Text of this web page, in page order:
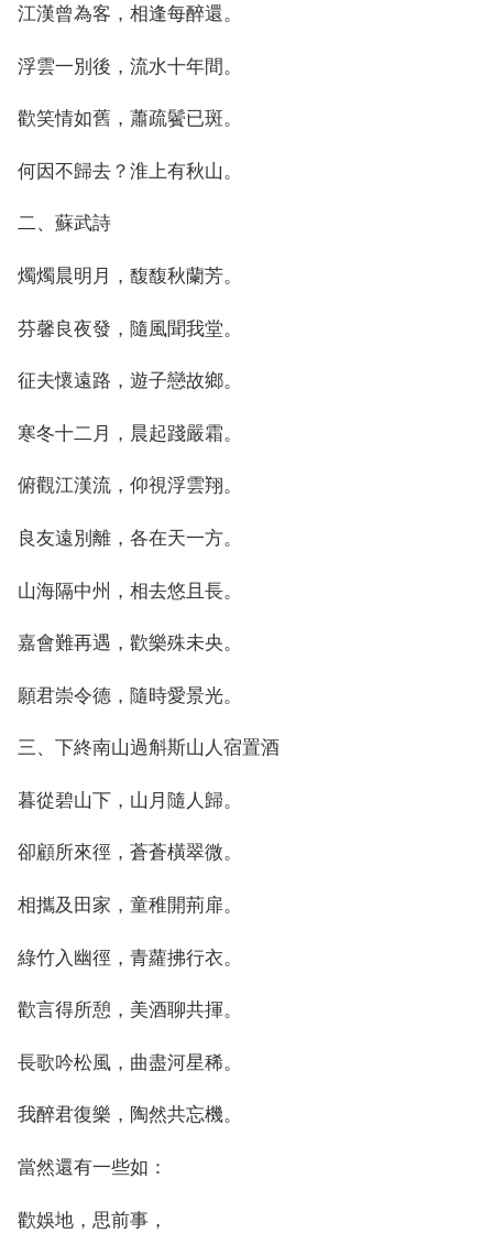
江漢曾為客，相逢每醉還。
浮雲一別後，流水十年間。
歡笑情如舊，蕭疏鬢已斑。
何因不歸去？淮上有秋山。
二、蘇武詩
燭燭晨明月，馥馥秋蘭芳。
芬馨良夜發，隨風聞我堂。
征夫懷遠路，遊子戀故鄉。
寒冬十二月，晨起踐嚴霜。
俯觀江漢流，仰視浮雲翔。
良友遠別離，各在天一方。
山海隔中州，相去悠且長。
嘉會難再遇，歡樂殊未央。
願君崇令德，隨時愛景光。
三、下終南山過斛斯山人宿置酒
暮從碧山下，山月隨人歸。
卻顧所來徑，蒼蒼橫翠微。
相攜及田家，童稚開荊扉。
綠竹入幽徑，青蘿拂行衣。
歡言得所憩，美酒聊共揮。
長歌吟松風，曲盡河星稀。
我醉君復樂，陶然共忘機。
當然還有一些如：
歡娛地，思前事，